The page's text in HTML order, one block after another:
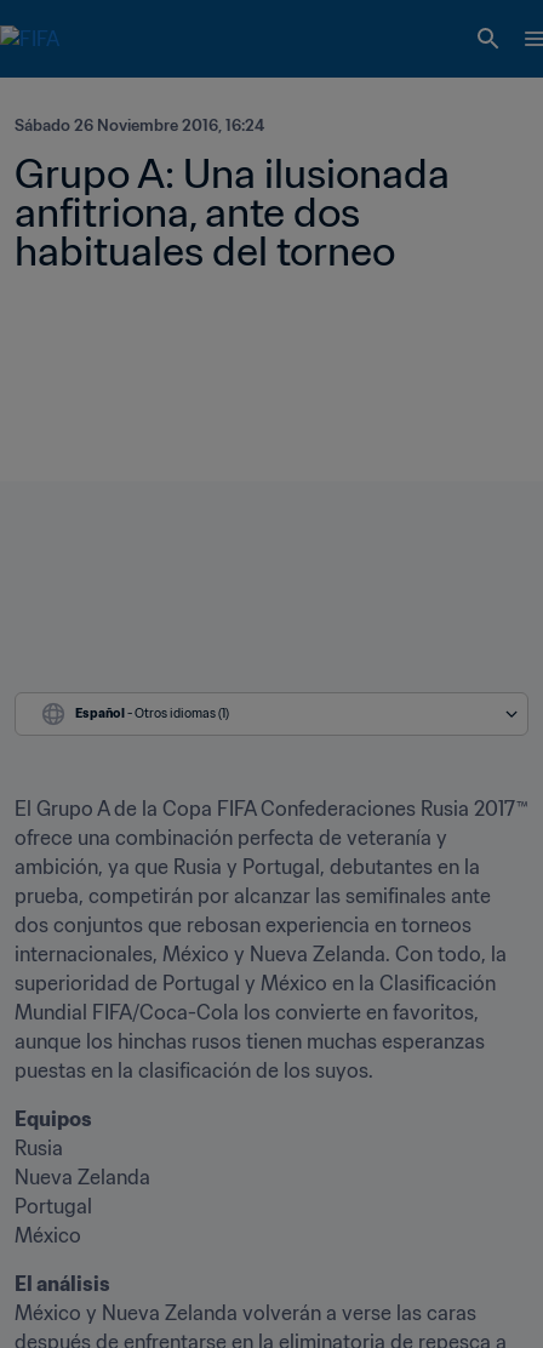
Sábado 26 Noviembre 2016, 16:24
Grupo A: Una ilusionada
anfitriona, ante dos
habituales del torneo
Español - Otros idiomas (1)
El Grupo A de la Copa FIFA Confederaciones Rusia 2017™
ofrece una combinación perfecta de veteranía y
ambición, ya que Rusia y Portugal, debutantes en la
prueba, competirán por alcanzar las semifinales ante
dos conjuntos que rebosan experiencia en torneos
internacionales, México y Nueva Zelanda. Con todo, la
superioridad de Portugal y México en la Clasificación
Mundial FIFA/Coca-Cola los convierte en favoritos,
aunque los hinchas rusos tienen muchas esperanzas
puestas en la clasificación de los suyos.
Rusia
Nueva Zelanda
Portugal
México
México y Nueva Zelanda volverán a verse las caras
después de enfrentarse en la eliminatoria de repesca a